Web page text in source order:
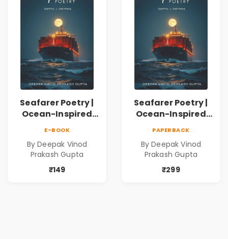
Seafarer Poetry |
Ocean-Inspired
E-BOOK
By Deepak Vinod
Prakash Gupta
₹149
Seafarer Poetry |
Ocean-Inspired
PAPERBACK
By Deepak Vinod
Prakash Gupta
₹299